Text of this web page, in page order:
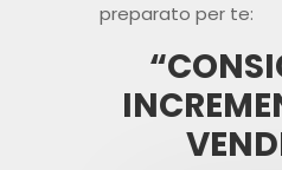
preparato per te: